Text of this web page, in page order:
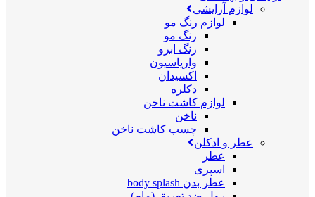
لوازم آرایشی
لوازم رنگ مو
رنگ مو
رنگ ابرو
واریاسیون
اکسیدان
دکلره
لوازم کاشت ناخن
ناخن
چسب کاشت ناخن
عطر و ادکلن
عطر
اسپری
عطر بدن body splash